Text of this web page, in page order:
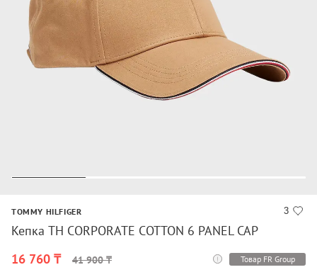
3
TOMMY HILFIGER
Кепка TH CORPORATE COTTON 6 PANEL CAP
16 760 ₸
41 900 ₸ Товар FR Group